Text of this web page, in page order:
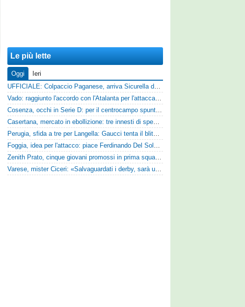
Le più lette
Oggi
Ieri
UFFICIALE: Colpaccio Paganese, arriva Sicurella dalla Scafatese
Vado: raggiunto l'accordo con l'Atalanta per l'attaccante Frederick Samuel Ndongue
Cosenza, occhi in Serie D: per il centrocampo spunta anche Gerardo Di Gilio
Casertana, mercato in ebollizione: tre innesti di spessore per lo scacchiere di Vinicio Espinal
Perugia, sfida a tre per Langella: Gaucci tenta il blitz per il centrocampista del Cosenza
Foggia, idea per l'attacco: piace Ferdinando Del Sole dell'Ascoli
Zenith Prato, cinque giovani promossi in prima squadra
Varese, mister Ciceri: «Salvaguardati i derby, sarà un campionato avvincente»